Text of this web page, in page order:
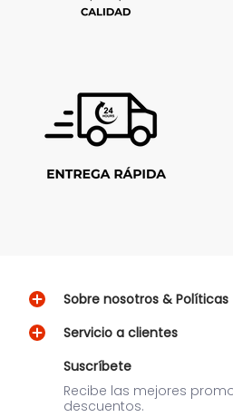
Sobre nosotros & Políticas
Servicio a clientes
Suscríbete
Recibe las mejores
descuentos.